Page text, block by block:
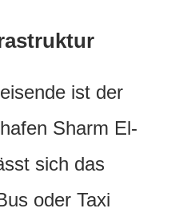
ist der
Sharm El-
sich das
oder Taxi